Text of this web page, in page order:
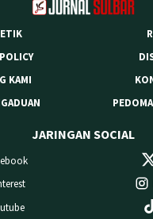
KAMI
JARINGAN SOCIAL